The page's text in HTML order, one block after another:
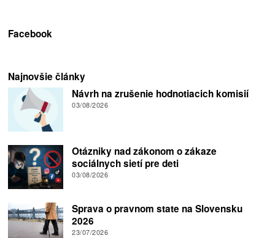
Facebook
Najnovšie články
Návrh na zrušenie hodnotiacich komisií
03/08/2026
Otázniky nad zákonom o zákaze
sociálnych sietí pre deti
03/08/2026
Sprava o pravnom state na Slovensku
2026
23/07/2026